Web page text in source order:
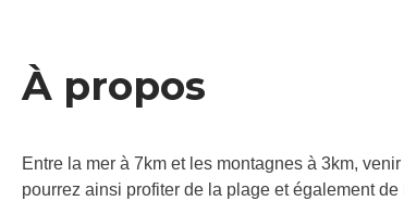
À propos
Entre la mer à 7km et les montagnes à 3km,
pourrez ainsi profiter de la plage et également